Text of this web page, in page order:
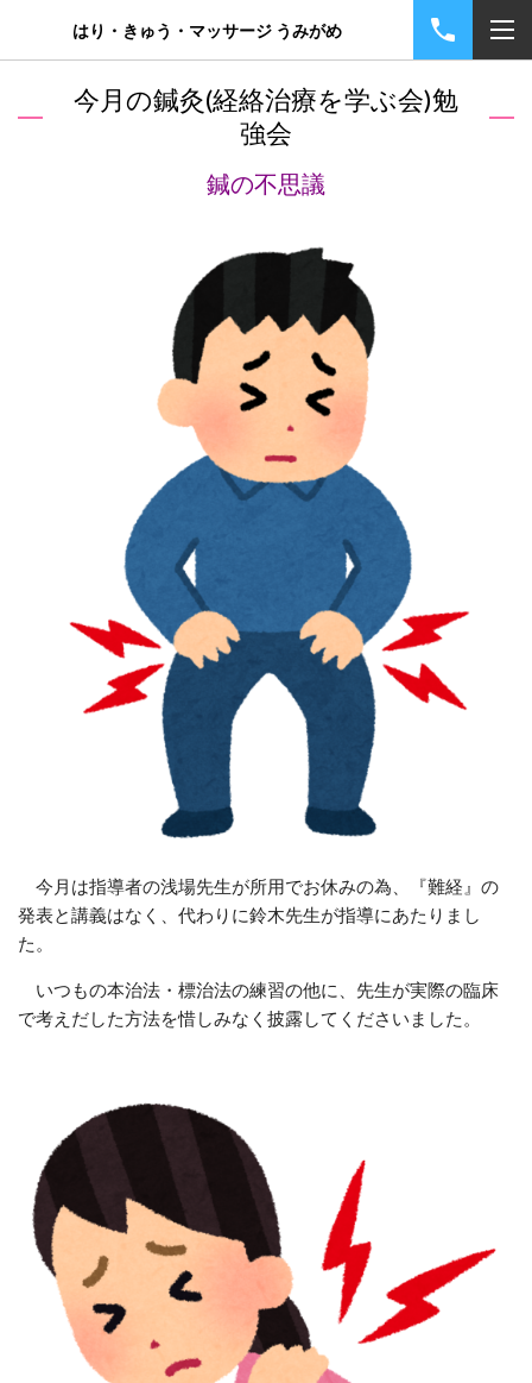
はり・きゅう・マッサージ うみがめ
今月の鍼灸(経絡治療を学ぶ会)勉
強会
鍼の不思議
今月は指導者の浅場先生が所用でお休みの為、『難経』の
発表と講義はなく、代わりに鈴木先生が指導にあたりまし
た。
いつもの本治法・標治法の練習の他に、先生が実際の臨床
で考えだした方法を惜しみなく披露してくださいました。